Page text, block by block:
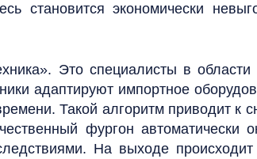
становится экономически
Это специалисты в
адаптируют импортное
Такой алгоритм приводит к
фургон автоматически
На выходе